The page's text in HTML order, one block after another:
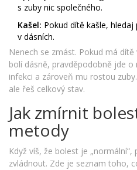
s zuby nic společného.
Kašel: Pokud dítě kašle,
v dásních.
Nenech se zmást. Pokud má
bolí dásně, pravděpodobně jde
infekci a zároveň mu rostou
ale řeš celkový stav.
Jak zmírnit
metody
Když víš, že bolest je
zvládnout. Zde je seznam toho,